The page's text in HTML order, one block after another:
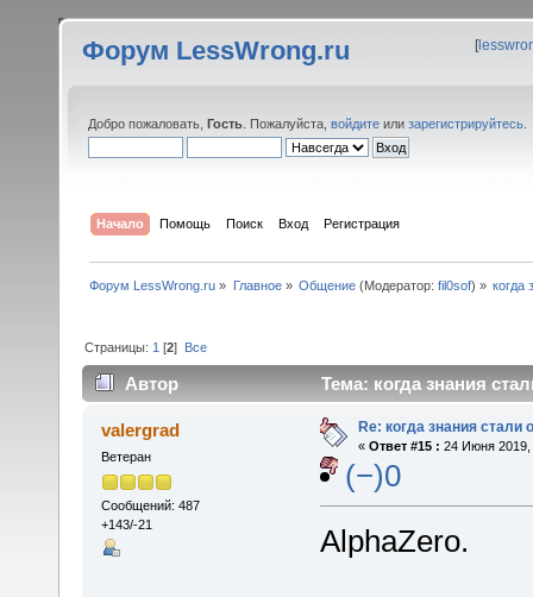
Форум LessWrong.ru [
Добро пожаловать, Гость . Пожалуйста, войдите или зарегистрируйтесь
Начало Помощь Поиск Вход Регистрация
Форум LessWrong.ru » Главное» Общение(Модератор: fil0sof) » когда
Страницы: 1 [2] Все
Автор Тема: когда знания
valergrad
Ветеран
Сообщений: 487
+143/-21
Re: когда знания стали
« Ответ #15 : 24 Июня 2019,
(−)0
AlphaZero.